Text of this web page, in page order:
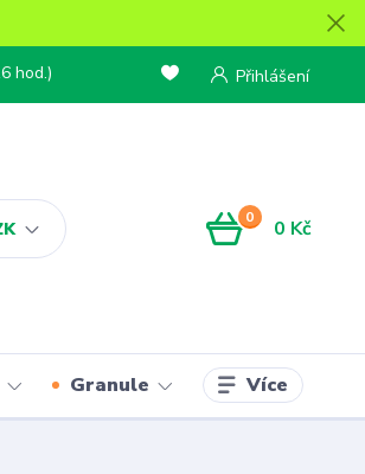
Přihlášení
hod.)
0 0 Kč
Granule Více